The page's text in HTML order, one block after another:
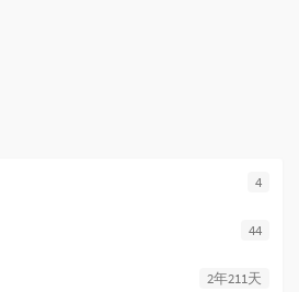
4
44
2年211天